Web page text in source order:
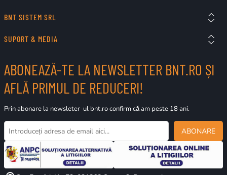
BNT SISTEM SRL
SUPORT & MEDIA
ABONEAZĂ-TE LA NEWSLETTER BNT.RO ȘI
AFLĂ PRIMUL DE REDUCERI!
Prin abonare la newsleter-ul bnt.ro confirm că am peste 18 ani.
ABONARE